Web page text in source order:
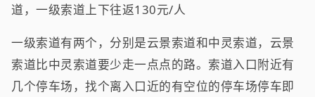
道，一级索道上下往返130元/人
一级索道有两个，分别是云景索道和中灵索道，云景
索道比中灵索道要少走一点点的路。索道入口附近有
几个停车场，找个离入口近的有空位的停车场停车即